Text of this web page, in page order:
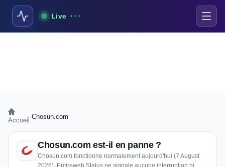
Live
Accueil Chosun.com
Chosun.com est-il en panne ?
Chosun.com fonctionne normalement aujourd'hui (7 August
2026). Entireweb Status ne signale aucune interruption ni